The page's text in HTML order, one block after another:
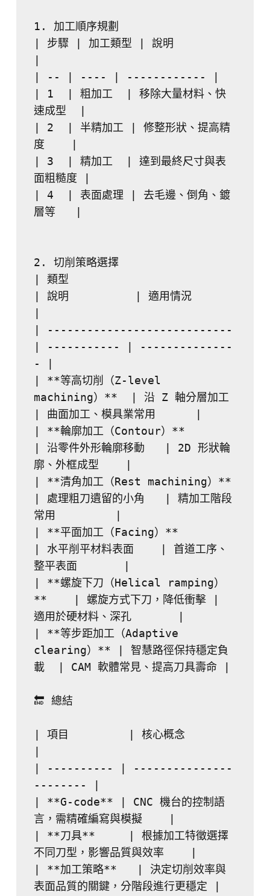
1. 加工順序規劃
| 步驟 | 加工類型 | 說明
| -- | ---- | ------------ |
| 1  | 粗加工  | 移除大量材料、快
速成型  |
| 2  | 半精加工 | 修整形狀、提高精
度    |
| 3  | 精加工  | 達到最終尺寸與表
面粗糙度 |
| 4  | 表面處理 | 去毛邊、倒角、鍍
層等   |
2. 切削策略選擇
| 類型
| 說明          | 適用情況
| ----------------------------
| ----------- | --------------
- |
| **等高切削（Z-level
machining）**  | 沿 Z 軸分層加工
| 曲面加工、模具業常用      |
| **輪廓加工（Contour）**
| 沿零件外形輪廓移動   | 2D 形狀輪
廓、外框成型    |
| **清角加工（Rest machining）**
| 處理粗刀遺留的小角   | 精加工階段
常用         |
| **平面加工（Facing）**
| 水平削平材料表面    | 首道工序、
整平表面       |
| **螺旋下刀（Helical ramping）
**    | 螺旋方式下刀，降低衝擊 |
適用於硬材料、深孔       |
| **等步距加工（Adaptive
clearing）** | 智慧路徑保持穩定負
載  | CAM 軟體常見、提高刀具壽命 |
🔚 總結
| 項目         | 核心概念
| ---------- | ---------------
-------- |
| **G-code** | CNC 機台的控制語
言，需精確編寫與模擬    |
| **刀具**     | 根據加工特徵選擇
不同刀型，影響品質與效率    |
| **加工策略**   | 決定切削效率與
表面品質的關鍵，分階段進行更穩定 |